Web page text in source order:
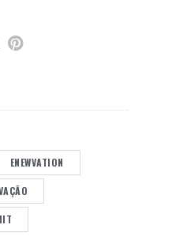
ENEWVATION